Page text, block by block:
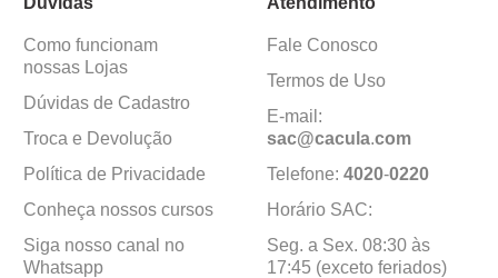
Como funcionam
nossas Lojas
Dúvidas de Cadastro
Troca e Devolução
Política de Privacidade
Conheça nossos cursos
Siga nosso canal no
Whatsapp
Fale Conosco
Termos de Uso
E-mail:
sac@cacula.com
Telefone: 4020-0220
Horário SAC:
Seg. a Sex. 08:30 às
17:45 (exceto feriados)